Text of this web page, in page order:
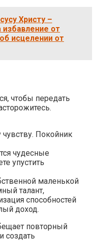
Христу –
от
исцелении от
чтобы передать
Покойник
чудесные
упустить
маленькой
талант,
способностей
доход.
повторный
создать